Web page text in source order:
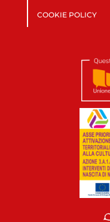
COOKIE POLICY